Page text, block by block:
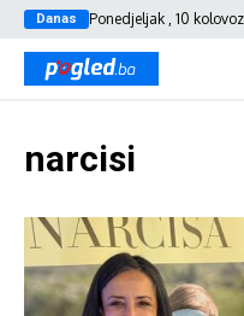
Danas Ponedjeljak , 10
narcisi